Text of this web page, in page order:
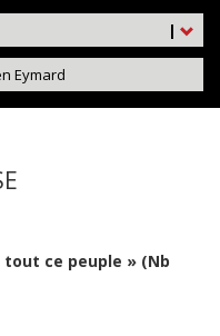
|
Eymard
tout ce peuple » (Nb